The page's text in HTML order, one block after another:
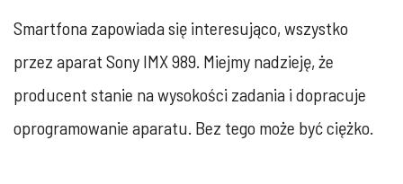
Smartfona zapowiada się interesująco, wszystko
przez aparat Sony IMX 989. Miejmy nadzieję, że
producent stanie na wysokości zadania i dopracuje
oprogramowanie aparatu. Bez tego może być ciężko.